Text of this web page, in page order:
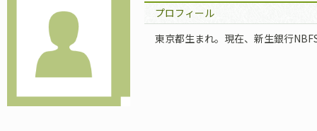
プロフィール
東京都生まれ。現在、新生銀行